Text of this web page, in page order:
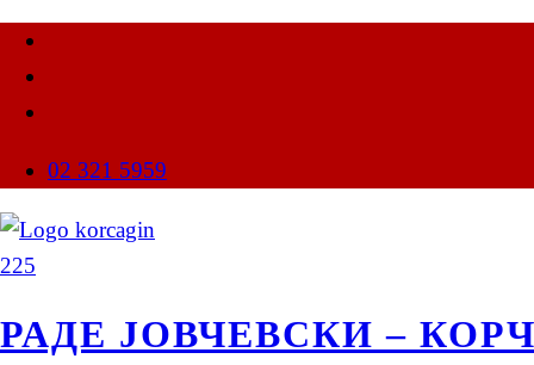
02 321 5959
РАДЕ ЈОВЧЕВСКИ –